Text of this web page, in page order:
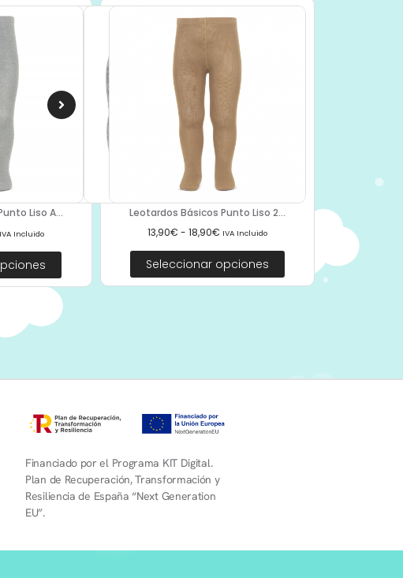
Liso A...
IVA Incluido
Leotardos Básicos Punto Liso 2...
13,90€ - 18,90€ IVA Incluido
Seleccionar opciones
Financiado por el Programa KIT Digital.
Plan de Recuperación, Transformación y
Resiliencia de España “Next Generation
EU”.